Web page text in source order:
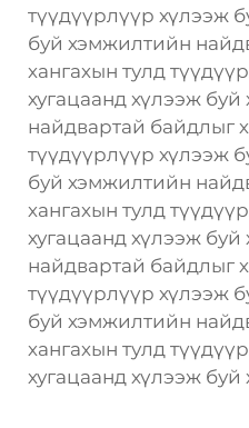
түүдүүрлүүр хүлээж
буй хэмжилтийн
хангахын тулд
хугацаанд хүлээж
найдвартай байдлыг
түүдүүрлүүр хүлээж
буй хэмжилтийн
хангахын тулд
хугацаанд хүлээж
найдвартай байдлыг
түүдүүрлүүр хүлээж
буй хэмжилтийн
хангахын тулд
хугацаанд хүлээж буй